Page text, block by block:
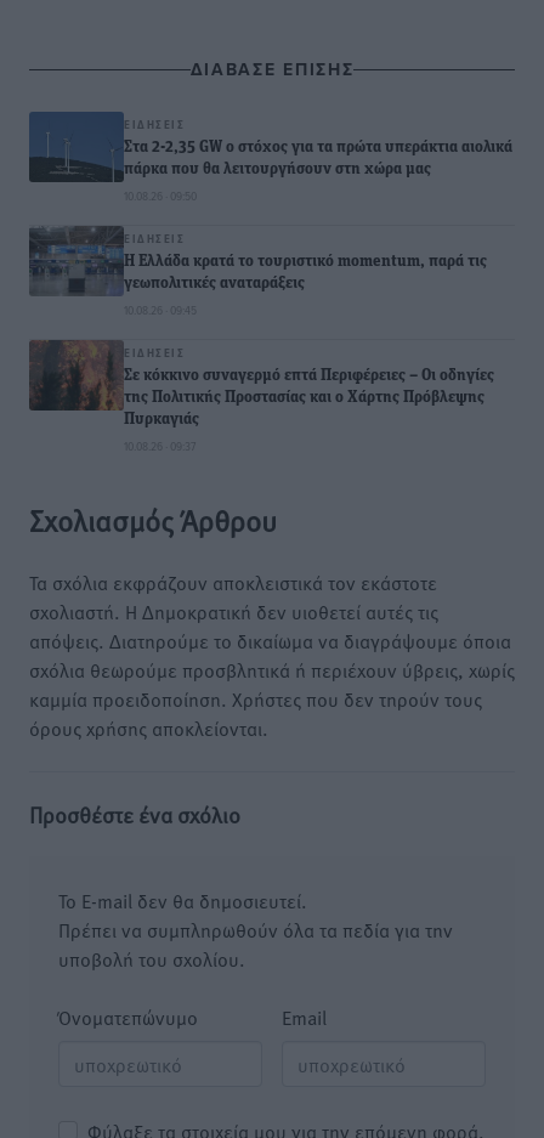
ΔΙΑΒΑΣΕ ΕΠΙΣΗΣ
ΕΙΔΉΣΕΙΣ
Στα 2-2,35 GW ο στόχος για τα πρώτα υπεράκτια αιολικά
πάρκα που θα λειτουργήσουν στη χώρα μας
10.08.26 · 09:50
ΕΙΔΉΣΕΙΣ
Η Ελλάδα κρατά το τουριστικό momentum, παρά τις
γεωπολιτικές αναταράξεις
10.08.26 · 09:45
ΕΙΔΉΣΕΙΣ
Σε κόκκινο συναγερμό επτά Περιφέρειες – Οι οδηγίες
της Πολιτικής Προστασίας και ο Χάρτης Πρόβλεψης
Πυρκαγιάς
10.08.26 · 09:37
Σχολιασμός Άρθρου
Τα σχόλια εκφράζουν αποκλειστικά τον εκάστοτε
σχολιαστή. Η Δημοκρατική δεν υιοθετεί αυτές τις
απόψεις. Διατηρούμε το δικαίωμα να διαγράψουμε όποια
σχόλια θεωρούμε προσβλητικά ή περιέχουν ύβρεις, χωρίς
καμμία προειδοποίηση. Χρήστες που δεν τηρούν τους
όρους χρήσης αποκλείονται.
Προσθέστε ένα σχόλιο
Το E-mail δεν θα δημοσιευτεί.
Πρέπει να συμπληρωθούν όλα τα πεδία για την
υποβολή του σχολίου.
Όνοματεπώνυμο Email
Φύλαξε τα στοιχεία μου για την επόμενη φορά.